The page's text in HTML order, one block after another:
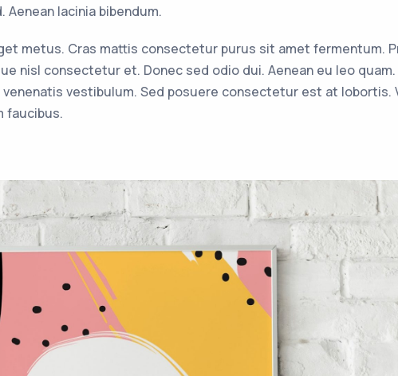
Aenean lacinia bibendum.
metus. Cras mattis consectetur purus sit amet fermentum.
nisl consectetur et. Donec sed odio dui. Aenean eu leo quam.
vestibulum. Sed posuere consectetur est at lobortis.
faucibus.